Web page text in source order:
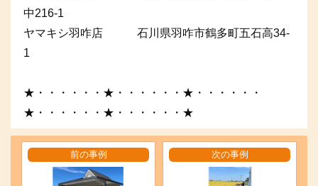
中216-1
ヤマキシ羽咋店 石川県羽咋市鶴多町五石高34-
1
★・・・・・・★・・・・・・★・・・・・・
★・・・・・・★・・・・・・★
前の事例 次の事例